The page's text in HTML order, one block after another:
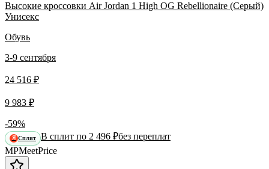
Высокие кроссовки Air Jordan 1 High OG Rebellionaire (Серый)
Унисекс
Обувь
3-9 сентября
24 516 ₽
9 983 ₽
-59%
Я Сплит В сплит по 2 496 ₽без переплат
MPMeetPrice